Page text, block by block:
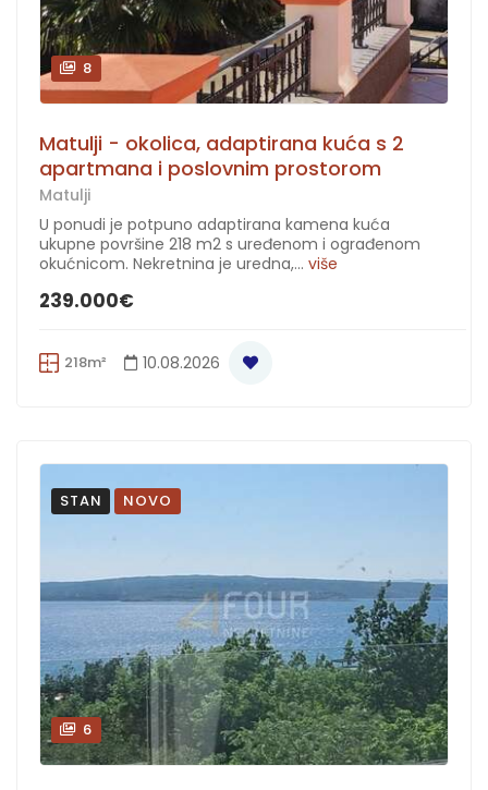
8
Matulji - okolica, adaptirana kuća s 2
apartmana i poslovnim prostorom
Matulji
U ponudi je potpuno adaptirana kamena kuća
ukupne površine 218 m2 s uređenom i ograđenom
okućnicom. Nekretnina je uredna,... više
239.000€
218m² 10.08.2026
STAN NOVO
6